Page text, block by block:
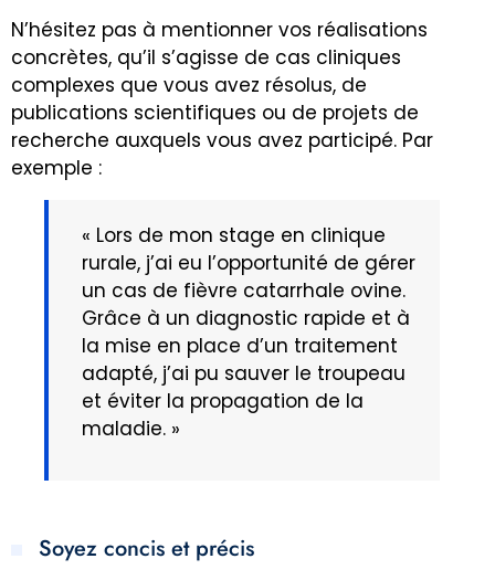
N’hésitez pas à mentionner vos réalisations
concrètes, qu’il s’agisse de cas cliniques
complexes que vous avez résolus, de
publications scientifiques ou de projets de
recherche auxquels vous avez participé. Par
exemple :
« Lors de mon stage en clinique
rurale, j’ai eu l’opportunité de gérer
un cas de fièvre catarrhale ovine.
Grâce à un diagnostic rapide et à
la mise en place d’un traitement
adapté, j’ai pu sauver le troupeau
et éviter la propagation de la
maladie. »
Soyez concis et précis